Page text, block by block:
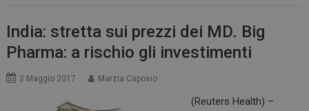
India: stretta sui prezzi dei MD. Big
Pharma: a rischio gli investimenti
2 Maggio 2017 Marzia Caposio
(Reuters Health) –